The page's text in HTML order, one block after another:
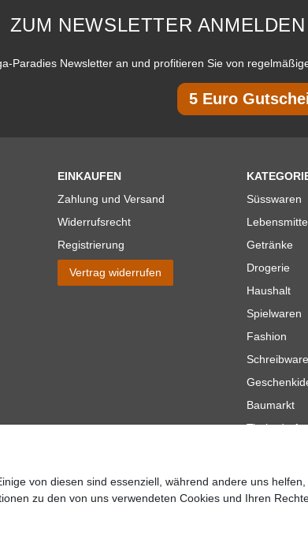
ZUM NEWSLETTER
Paradies Newsletter an und profitieren Sie von
5 Euro
EINKAUFEN
Zahlung und Versand
Widerrufsrecht
Registrierung
Vertrag widerrufen
Süsswaren
Getränke
Drogerie
Haushalt
Spielwaren
Fashion
Baumarkt
Tierbedarf
zzgl. Versandkosten. **Gilt für Lieferungen innerhalb deutschlands,
für
von diesen sind essenziell, während andere uns
zu den von uns verwendeten Cookies und Ihren